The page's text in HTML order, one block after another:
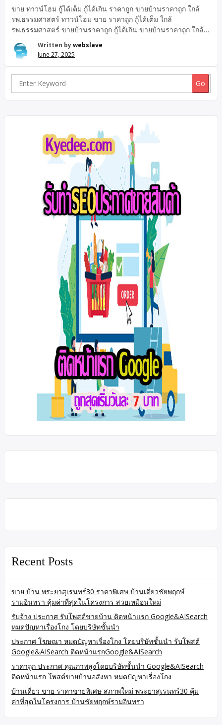
ขาย ทาวน์โฮม กู้ได้เต็ม กู้ได้เกิน ราคาถูก ขายบ้านราคาถูก ใกล้
รพ.ธรรมศาสตร์ ทาวน์โฮม ขาย ราคาถูก กู้ได้เต็ม ใกล้
รพ.ธรรมศาสตร์ ขายบ้านราคาถูก กู้ได้เกิน ขายบ้านราคาถูก ใกล้
รพ.ธรรมศาสตร์ กู้ได้เกิน ทาวน์โฮม ขาย กู้ได้เต็ม ราคาถูก ขาย
บ้านราคาถูก ใกล้ตลาดไท ใกล้รพ.ธรรมศาสตร์ กู้ได้เต็ม, ขายบ้าน
ใกล้ฟิวเจอร์พาร์ครังสิต ราคาถูก กู้ได้สูง กู้ได้เกิน ขายบ้านราคาถูก,
พาร์ครังสิต ราคาถูก กู้ได้สูง กู้ได้เกิน ขายทาวน์โฮมราคาถูกที่สุดใน
โครงการ เดอะพาเลต พร้อมเงินเหลือ ทาวน์โฮม 2ชั้น คลองหลวง
ปทุมธานี กู้ได้เต็ม! กู้ได้เกิน! เฟอร์ครบ […]
Written bywebslave
June 27, 2025
Search
Recent Posts
ขาย บ้าน พระยาสุเรนทร์30 ราคาพิเศษ บ้านเดี่ยวชัยพฤกษ์
รามอินทรา คุ้มค่าที่สุดในโครงการ สวยเหมือนใหม่
รับจ้าง ประกาศ รับโพสต์ขายบ้าน ติดหน้าแรก Google&AISearch
หมดปัญหาเรื่องโกง โดยบริษัทชั้นนำ
ประกาศ โฆษณา หมดปัญหาเรื่องโกง โดยบริษัทชั้นนำ รับโพสต์
Google&AISearch ติดหน้าแรกGoogle&AISearch
ราคาถูก ประกาศ คุณภาพสูงโดยบริษัทชั้นนำ Google&AISearch
ติดหน้าแรก โพสต์ขายบ้านอสังหา หมดปัญหาเรื่องโกง
บ้านเดี่ยว ขาย ราคาขายพิเศษ สภาพใหม่ พระยาสุเรนทร์30 คุ้ม
ค่าที่สุดในโครงการ บ้านชัยพฤกษ์รามอินทรา